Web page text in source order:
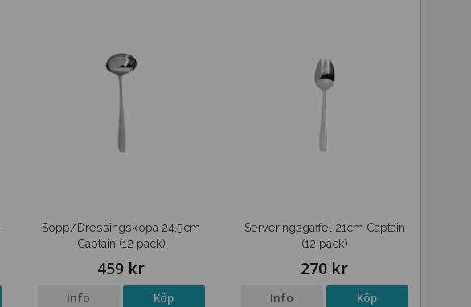
Sopp/Dressingskopa 24,5cm
Captain (12 pack)
459 kr
Info Köp
Serveringsgaffel 21cm Captain
(12 pack)
270 kr
Info Köp